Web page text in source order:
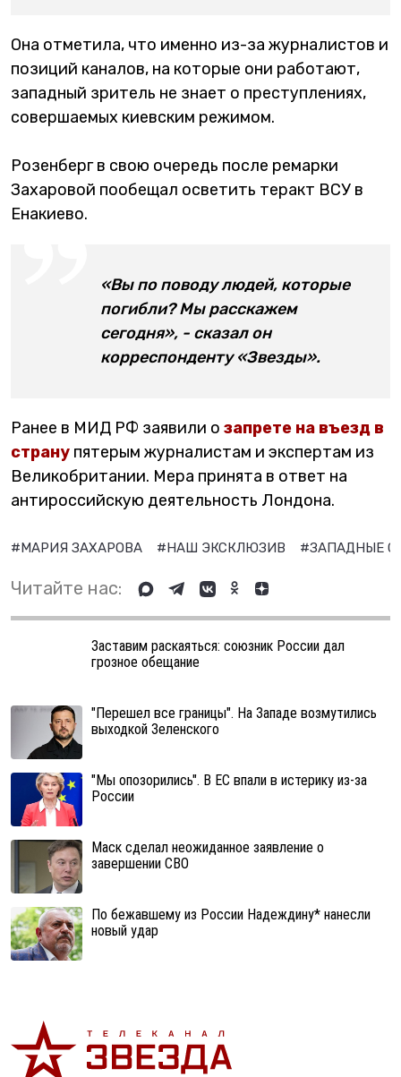
Она отметила, что именно из-за журналистов и
позиций каналов, на которые они работают,
западный зритель не знает о преступлениях,
совершаемых киевским режимом.
Розенберг в свою очередь после ремарки
Захаровой пообещал осветить теракт ВСУ в
Енакиево.
«Вы по поводу людей, которые
погибли? Мы расскажем
сегодня», - сказал он
корреспонденту «Звезды».
Ранее в МИД РФ заявили о запрете на въезд в
страну пятерым журналистам и экспертам из
Великобритании. Мера принята в ответ на
антироссийскую деятельность Лондона.
#МАРИЯ ЗАХАРОВА #НАШ ЭКСКЛЮЗИВ #ЗАПАДНЫЕ
Читайте нас:
Заставим раскаяться: союзник России дал
грозное обещание
"Перешел все границы". На Западе возмутились
выходкой Зеленского
"Мы опозорились". В ЕС впали в истерику из-за
России
Маск сделал неожиданное заявление о
завершении СВО
По бежавшему из России Надеждину* нанесли
новый удар